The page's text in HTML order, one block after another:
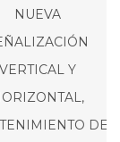
NUEVA
VERTICAL Y
DE